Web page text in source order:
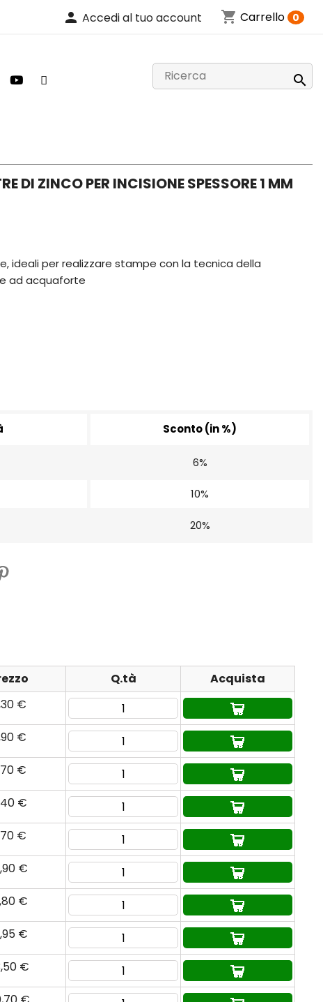
person Accedi al tuo account shopping_cart Carrello 0

DI ZINCO PER INCISIONE SPESSORE 1 MM
ideali per realizzare stampe con la tecnica della
ad acquaforte
Sconto (in %)
6%
10%
20%
Q.tà
Acquista
€
€
€
€
€
€
€
€
€